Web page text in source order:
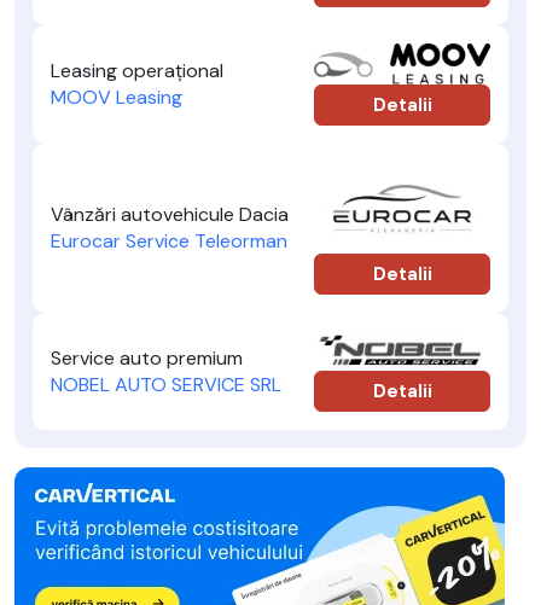
Leasing operațional
MOOV Leasing
Detalii
Vânzări autovehicule Dacia
Eurocar Service Teleorman
Detalii
Service auto premium
NOBEL AUTO SERVICE SRL
Detalii